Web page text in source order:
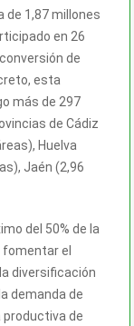
de 1,87 millones
en 26
de
esta
más de 297
de Cádiz
Huelva
Jaén (2,96
del 50% de la
fomentar el
diversificación
demanda de
de